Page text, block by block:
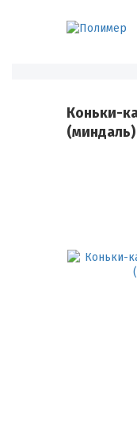
Коньки-